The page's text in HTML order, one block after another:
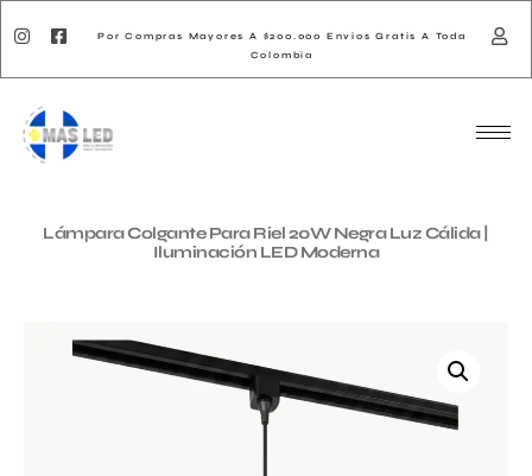
Por Compras Mayores A $200.000 Envios Gratis A Toda
Colombia
Lámpara Colgante Para Riel 20W Negra Luz Cálida |
Iluminación LED Moderna